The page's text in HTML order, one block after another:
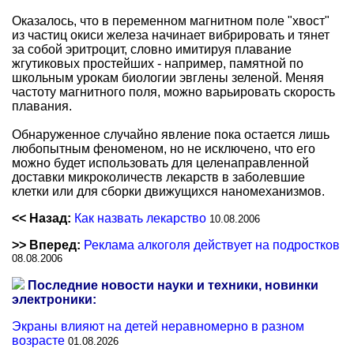
Оказалось, что в переменном магнитном поле "хвост"
из частиц окиси железа начинает вибрировать и тянет
за собой эритроцит, словно имитируя плавание
жгутиковых простейших - например, памятной по
школьным урокам биологии эвглены зеленой. Меняя
частоту магнитного поля, можно варьировать скорость
плавания.
Обнаруженное случайно явление пока остается лишь
любопытным феноменом, но не исключено, что его
можно будет использовать для целенаправленной
доставки микроколичеств лекарств в заболевшие
клетки или для сборки движущихся наномеханизмов.
<< Назад: Как назвать лекарство 10.08.2006
>> Вперед: Реклама алкоголя действует на подростков
08.08.2006
Последние новости науки и техники, новинки
электроники:
Экраны влияют на детей неравномерно в разном
возрасте 01.08.2026